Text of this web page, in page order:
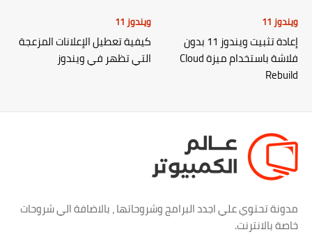
ويندوز 11
إعادة تثبيت ويندوز 11 بدون
فلاشة باستخدام ميزة Cloud
Rebuild
ويندوز 11
كيفية تعطيل الإعلانات المزعجة
التي تظهر في ويندوز
مدونة تحتوي علي اجدد البرامج وشروحاتها ، بالاضافة الي شروحات
خاصة بالانترنت.